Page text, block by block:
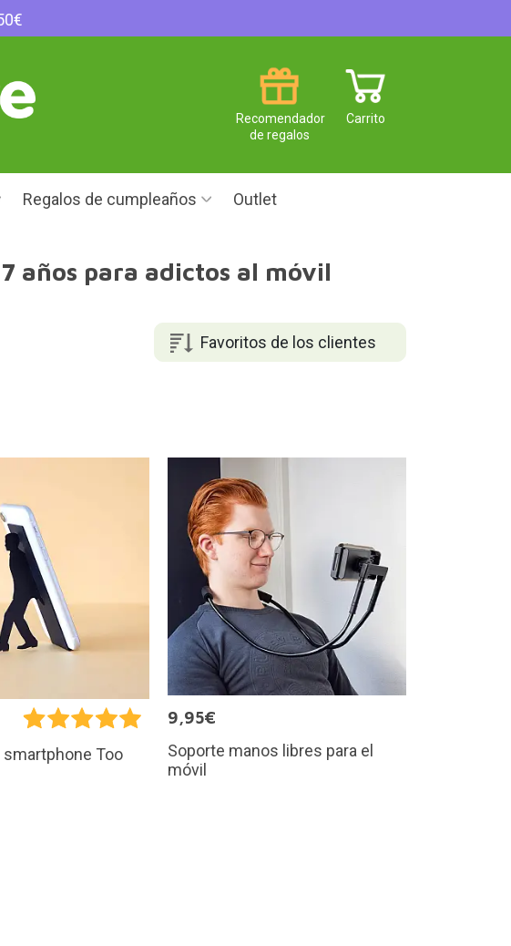
Carrito
Recomendador
de regalos
Regalos de cumpleaños Outlet
años para adictos al móvil
Favoritos de los clientes
smartphone Too
9,95€
Soporte manos libres para el
móvil